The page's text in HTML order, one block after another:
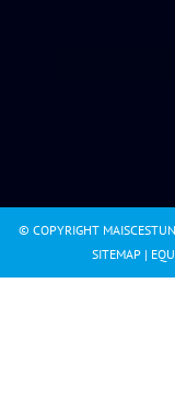
© COPYRIGHT
SITEMAP |